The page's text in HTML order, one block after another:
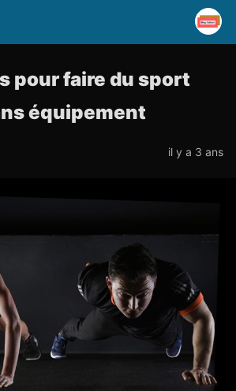
pour faire du sport
équipement
il y a 3 ans